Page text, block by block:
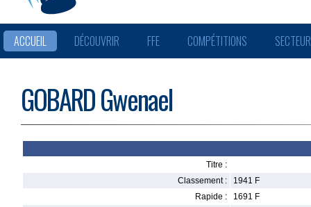
ACCUEIL DÉCOUVRIR FFE COMPÉTITIONS
GOBARD Gwenael
Titre :
Classement :
1941 F
Rapide :
1691 F